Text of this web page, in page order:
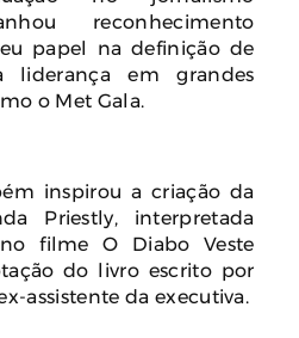
reconhecimento
papel na definição de
liderança em grandes
o Met Gala.
inspirou a criação da
Priestly, interpretada
filme O Diabo Veste
do livro escrito por
assistente da executiva.